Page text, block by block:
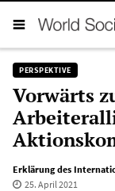
PERSPEKTIVE
Vorwärts
Erklärung des
25. April 2021